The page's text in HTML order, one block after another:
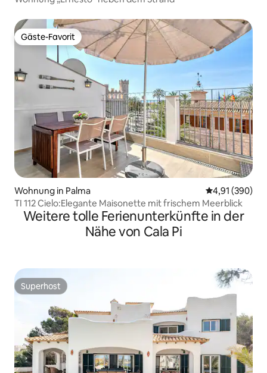
Gäste-Favorit
Gäste-Favorit
Wohnung in Palma
4,91 (390)
TI 112 Cielo:Elegante Maisonette mit frischem Meerblick
Weitere tolle Ferienunterkünfte in der
Nähe von Cala Pi
Superhost
Superhost